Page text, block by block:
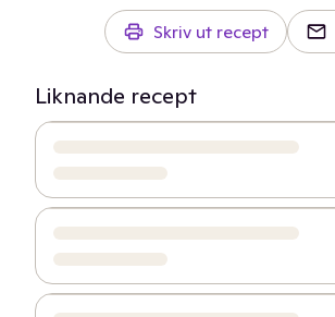
Skriv ut recept
Liknande recept